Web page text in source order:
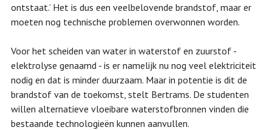
ontstaat.’ Het is dus een veelbelovende brandstof, maar er
moeten nog technische problemen overwonnen worden.
Voor het scheiden van water in waterstof en zuurstof -
elektrolyse genaamd - is er namelijk nu nog veel elektriciteit
nodig en dat is minder duurzaam. Maar in potentie is dit de
brandstof van de toekomst, stelt Bertrams. De studenten
willen alternatieve vloeibare waterstofbronnen vinden die
bestaande technologieën kunnen aanvullen.